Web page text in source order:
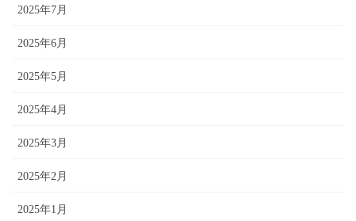
2025年7月
2025年6月
2025年5月
2025年4月
2025年3月
2025年2月
2025年1月